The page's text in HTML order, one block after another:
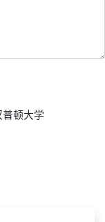
普顿大学